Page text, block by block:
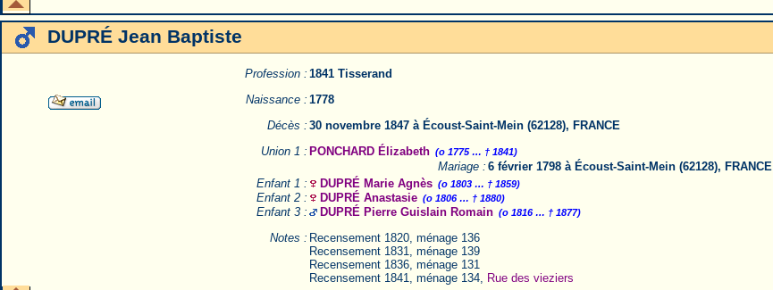
DUPRÉ Jean Baptiste
Profession : 1841 Tisserand
Naissance : 1778
Décès : 30 novembre 1847 à Écoust-Saint-Mein (62128), FRANCE
Union 1 : PONCHARD Élizabeth (o 1775 … † 1841)
Mariage : 6 février 1798 à Écoust-Saint-Mein (62128), FRANCE
Enfant 1 :
DUPRÉ Marie Agnès (o 1803 … † 1859)
Enfant 2 : DUPRÉ Anastasie (o 1806 … † 1880)
Enfant 3 : DUPRÉ Pierre Guislain Romain (o 1816 … † 1877)
Notes : Recensement 1820, ménage 136
Recensement 1831, ménage 139
Recensement 1836, ménage 131
Recensement 1841, ménage 134, Rue des vieziers